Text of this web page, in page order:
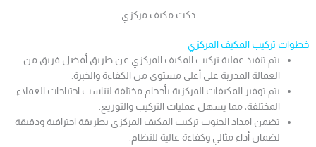
دكت مكيف مركزي
خطوات تركيب المكيف المركزي
يتم تنفيذ عملية تركيب المكيف المركزي عن طريق أفضل فريق من
العمالة المدربة على أعلى مستوى من الكفاءة والخبرة.
يتم توفير المكيفات المركزية بأحجام مختلفة لتناسب احتياجات العملاء
المختلفة، مما يسهل عمليات التركيب والتوزيع.
تضمن امداد الجنوب تركيب المكيف المركزي بطريقة احترافية ودقيقة
لضمان أداء مثالي وكفاءة عالية للنظام.